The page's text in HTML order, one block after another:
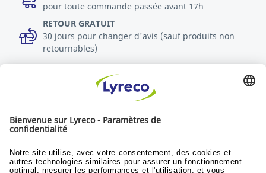
pour toute commande passée avant 17h
RETOUR GRATUIT
30 jours pour changer d'avis (sauf produits non
retournables)
Durabilité